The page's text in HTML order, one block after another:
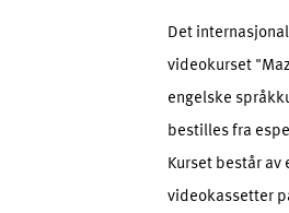
Det
videokurset
engelske
bestilles fra
Kurset består
videokassetter